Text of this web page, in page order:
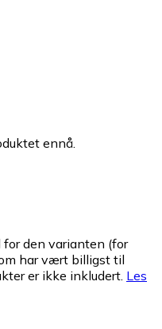
ennå.
den varianten (for
har vært billigst til
er ikke inkludert. Les